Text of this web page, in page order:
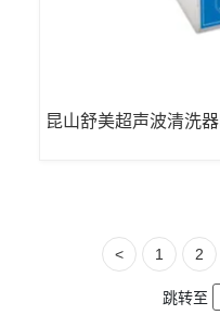
昆山舒美超声波清洗
< 1 2
跳转至